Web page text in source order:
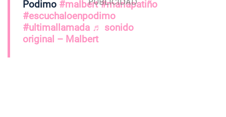
Podimo #malbert #mariapatiño
#escuchaloenpodimo
#ultimallamada ♬ sonido
original – Malbert